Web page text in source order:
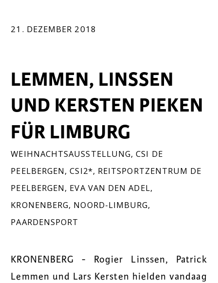
21. DEZEMBER 2018
LEMMEN, LINSSEN
UND KERSTEN PIEKEN
FÜR LIMBURG
WEIHNACHTSAUSSTELLUNG,CSI DE
PEELBERGEN,CSI2*, REITSPORTZENTRUM DE
PEELBERGEN, EVA VAN DEN ADEL,
KRONENBERG, NOORD-LIMBURG,
PAARDENSPORT
KRONENBERG - Rogier Linssen, Patrick
Lemmen und Lars Kersten hielden vandaag